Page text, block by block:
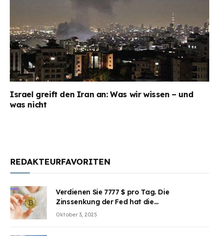
Israel greift den Iran an: Was wir wissen – und
was nicht
REDAKTEURFAVORITEN
Verdienen Sie 7777 $ pro Tag. Die
Zinssenkung der Fed hat die
Aufmerksamkeit des Marktes erregt.
Oktober 3, 2025